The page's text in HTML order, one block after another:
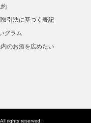
引法に基づく表記
グラム
内のお酒を広めたい
All rights reserved.